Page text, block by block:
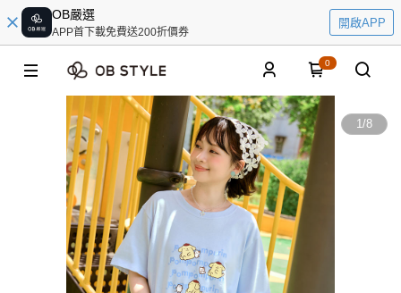
OB嚴選
APP首下載免費送200折價券
開啟APP
0
1/8